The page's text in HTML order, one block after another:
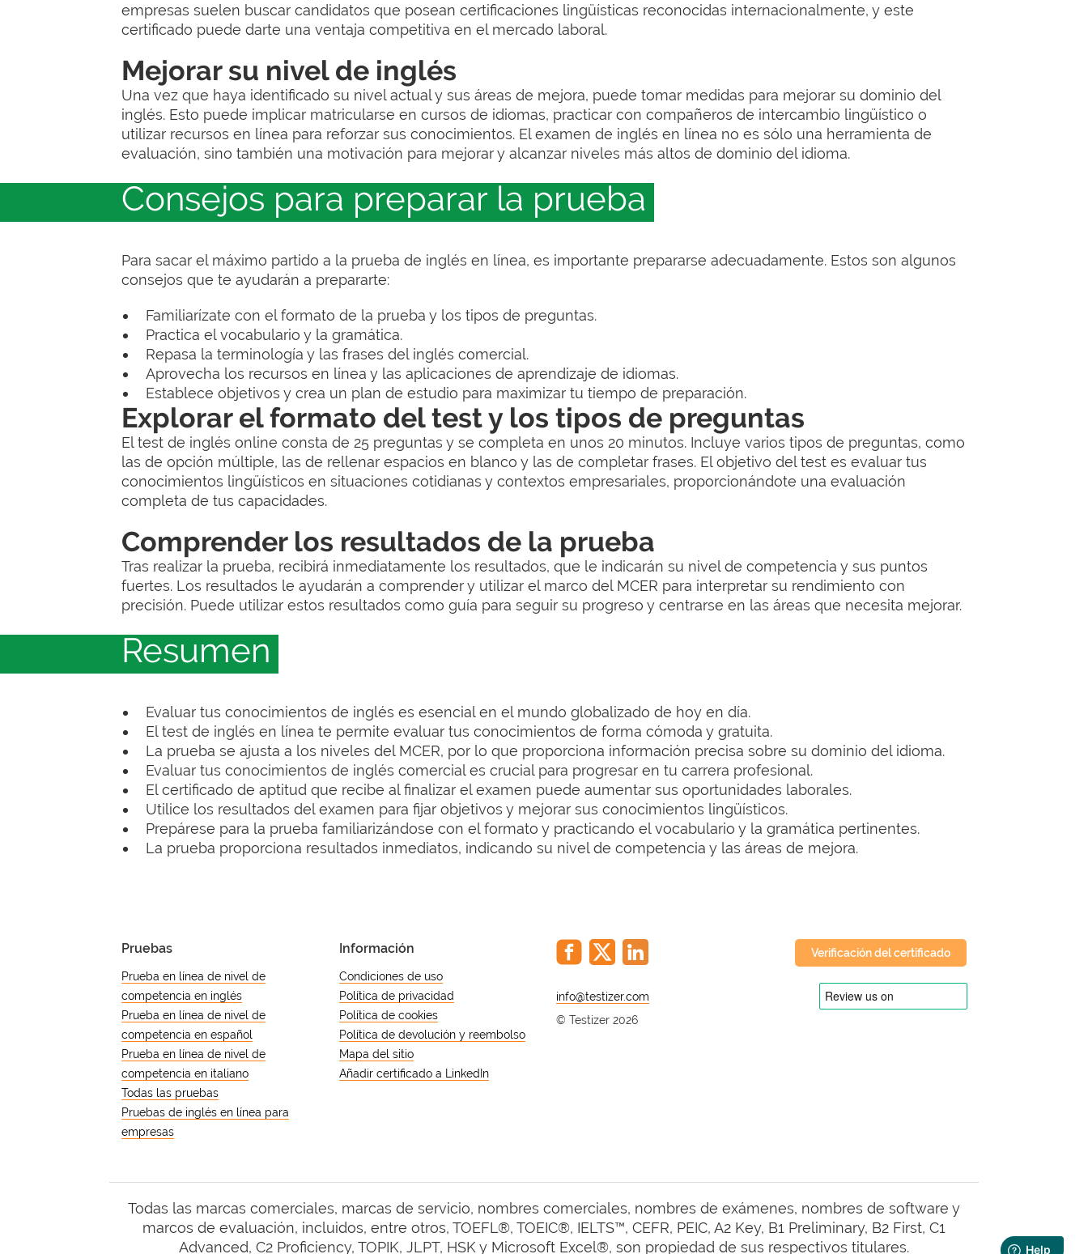
empresas suelen buscar candidatos que posean certificaciones lingüísticas reconocidas internacionalmente, y este
certificado puede darte una ventaja competitiva en el mercado laboral.
Mejorar su nivel de inglés
Una vez que haya identificado su nivel actual y sus áreas de mejora, puede tomar medidas para mejorar su dominio del
inglés. Esto puede implicar matricularse en cursos de idiomas, practicar con compañeros de intercambio lingüístico o
utilizar recursos en línea para reforzar sus conocimientos. El examen de inglés en línea no es sólo una herramienta de
evaluación, sino también una motivación para mejorar y alcanzar niveles más altos de dominio del idioma.
Consejos para preparar la prueba
Para sacar el máximo partido a la prueba de inglés en línea, es importante prepararse adecuadamente. Estos son algunos
consejos que te ayudarán a prepararte:
Familiarízate con el formato de la prueba y los tipos de preguntas.
Practica el vocabulario y la gramática.
Repasa la terminología y las frases del inglés comercial.
Aprovecha los recursos en línea y las aplicaciones de aprendizaje de idiomas.
Establece objetivos y crea un plan de estudio para maximizar tu tiempo de preparación.
Explorar el formato del test y los tipos de preguntas
El test de inglés online consta de 25 preguntas y se completa en unos 20 minutos. Incluye varios tipos de preguntas, como
las de opción múltiple, las de rellenar espacios en blanco y las de completar frases. El objetivo del test es evaluar tus
conocimientos lingüísticos en situaciones cotidianas y contextos empresariales, proporcionándote una evaluación
completa de tus capacidades.
Comprender los resultados de la prueba
Tras realizar la prueba, recibirá inmediatamente los resultados, que le indicarán su nivel de competencia y sus puntos
fuertes. Los resultados le ayudarán a comprender y utilizar el marco del MCER para interpretar su rendimiento con
precisión. Puede utilizar estos resultados como guía para seguir su progreso y centrarse en las áreas que necesita mejorar.
Resumen
Evaluar tus conocimientos de inglés es esencial en el mundo globalizado de hoy en día.
El test de inglés en línea te permite evaluar tus conocimientos de forma cómoda y gratuita.
La prueba se ajusta a los niveles del MCER, por lo que proporciona información precisa sobre su dominio del idioma.
Evaluar tus conocimientos de inglés comercial es crucial para progresar en tu carrera profesional.
El certificado de aptitud que recibe al finalizar el examen puede aumentar sus oportunidades laborales.
Utilice los resultados del examen para fijar objetivos y mejorar sus conocimientos lingüísticos.
Prepárese para la prueba familiarizándose con el formato y practicando el vocabulario y la gramática pertinentes.
La prueba proporciona resultados inmediatos, indicando su nivel de competencia y las áreas de mejora.
Pruebas
Prueba en línea de nivel de
competencia en inglés
Prueba en línea de nivel de
competencia en español
Prueba en línea de nivel de
competencia en italiano
Todas las pruebas
Pruebas de inglés en línea para
empresas
Información
Condiciones de uso
Política de privacidad
Política de cookies
Política de devolución y reembolso
Mapa del sitio
Añadir certificado a LinkedIn
@
© Testizer 2026
Verificación del certificado
Todas las marcas comerciales, marcas de servicio, nombres comerciales, nombres de exámenes, nombres de software y
marcos de evaluación, incluidos, entre otros, TOEFL®, TOEIC®, IELTS™, CEFR, PEIC, A2 Key, B1 Preliminary, B2 First, C1
Advanced, C2 Proficiency, TOPIK, JLPT, HSK y Microsoft Excel®, son propiedad de sus respectivos titulares.